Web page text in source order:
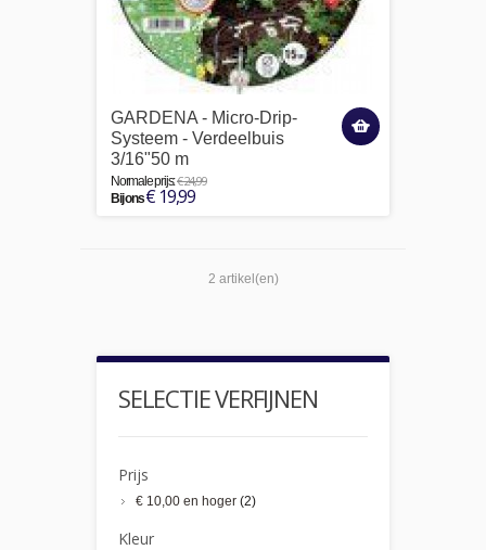
GARDENA - Micro-Drip-
Systeem - Verdeelbuis
3/16"50 m
Normale prijs:€ 24,99
Bij ons€ 19,99
2 artikel(en)
SELECTIE VERFIJNEN
Prijs
€ 10,00 en hoger (2)
Kleur